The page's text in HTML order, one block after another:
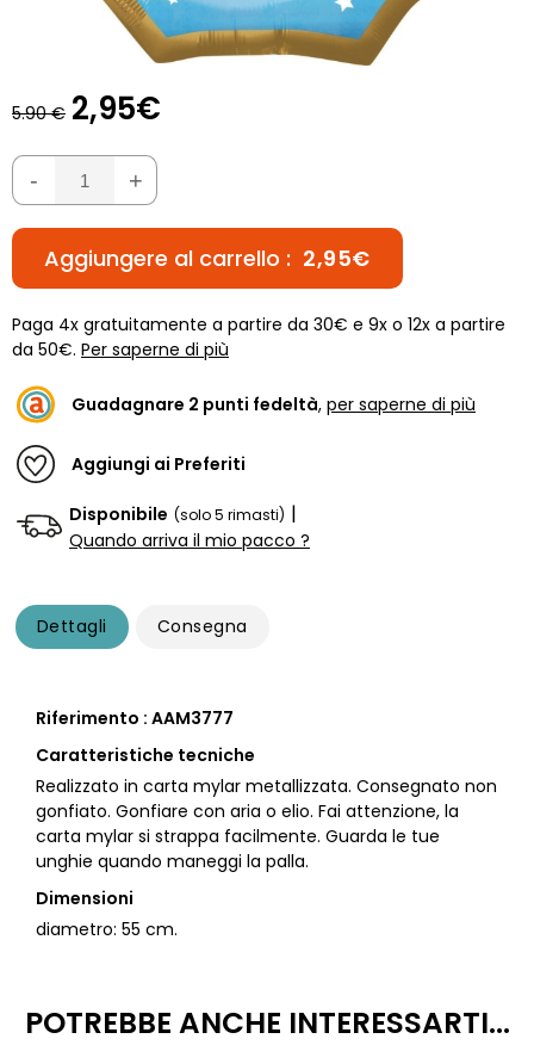
5.90 € 2,95€
- +
Aggiungere al carrello : 2,95€
Paga 4x gratuitamente a partire da 30€ e 9x o 12x a partire
da 50€. Per saperne di più
Guadagnare 2 punti fedeltà, per saperne di più
Aggiungi ai Preferiti
Disponibile (solo 5 rimasti) |
Quando arriva il mio pacco ?
Dettagli Consegna
Riferimento : AAM3777
Caratteristiche tecniche
Realizzato in carta mylar metallizzata. Consegnato non
gonfiato. Gonfiare con aria o elio. Fai attenzione, la
carta mylar si strappa facilmente. Guarda le tue
unghie quando maneggi la palla.
Dimensioni
diametro: 55 cm.
POTREBBE ANCHE INTERESSARTI...